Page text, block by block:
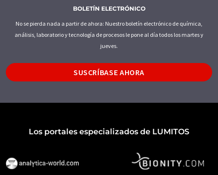
BOLETÍN ELECTRÓNICO
No se pierda nada a partir de ahora: Nuestro boletín electrónico de química,
análisis, laboratorio y tecnología de procesos le pone al día todos los martes y
jueves.
SUSCRÍBASE AHORA
Los portales especializados de LUMITOS